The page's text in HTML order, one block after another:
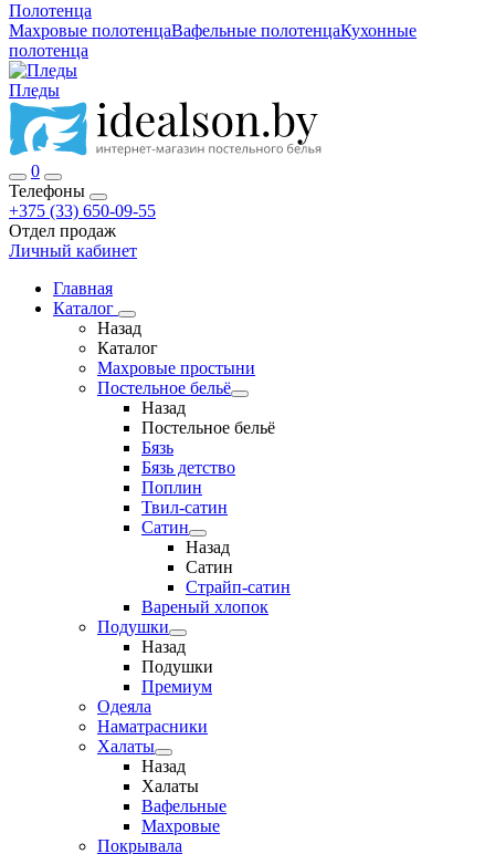
Полотенца
Махровые полотенцаВафельные полотенцаКухонные
полотенца
Пледы
0
Телефоны
+375 (33) 650-09-55
Отдел продаж
Личный кабинет
Главная
Каталог
Назад
Каталог
Махровые простыни
Постельное бельё
Назад
Постельное бельё
Бязь
Бязь детство
Поплин
Твил-сатин
Сатин
Назад
Сатин
Страйп-сатин
Вареный хлопок
Подушки
Назад
Подушки
Премиум
Одеяла
Наматрасники
Халаты
Назад
Халаты
Вафельные
Махровые
Покрывала